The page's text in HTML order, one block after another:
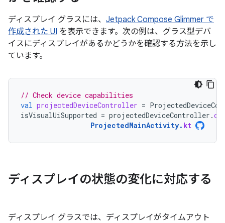
ディスプレイ グラスには、 Jetpack Compose Glimmer で
作成された UI を表示できます。次の例は、グラス型デバ
イスにディスプレイがあるかどうかを確認する方法を示し
ています。
// Check device capabilities
val projectedDeviceController =
isVisualUiSupported = projectedDeviceController .
ProjectedMainActivity. kt
ディスプレイの状態の変化に対応する
ディスプレイ グラスでは、ディスプレイがタイムアウト